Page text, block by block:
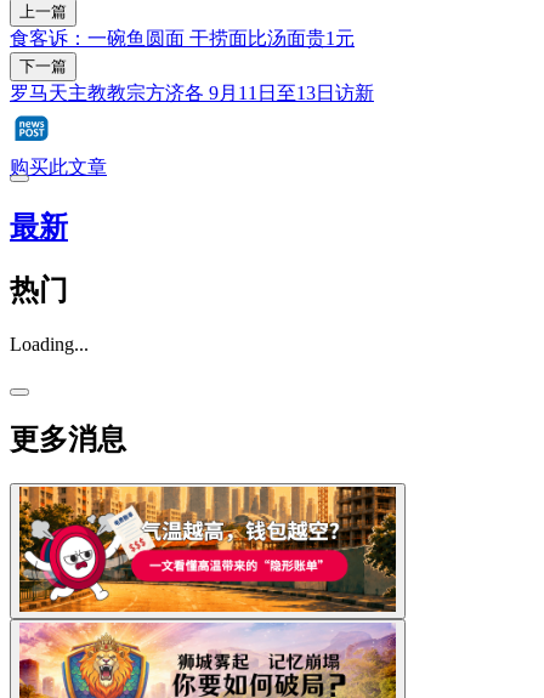
上一篇
食客诉：一碗鱼圆面 干捞面比汤面贵1元
下一篇
罗马天主教教宗方济各 9月11日至13日访新
购买此文章
最新
热门
Loading...
更多消息